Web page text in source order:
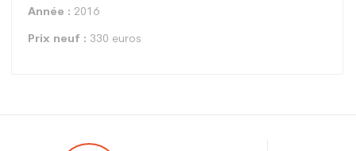
Année : 2016
Prix neuf : 330 euros